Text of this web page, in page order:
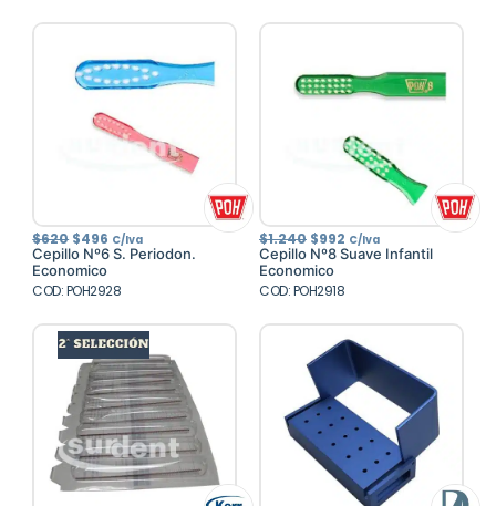
$620 El
precio
original
era:
$620.
$496 El
precio
actual
$496.
C/Iva
Cepillo Nº6 S. Periodon.
Economico
COD: POH2928
$1.240 El
precio
original
era:
$1.240.
$992 El
precio
actual
C/Iva
Cepillo Nº8 Suave Infantil
Economico
COD: POH2918